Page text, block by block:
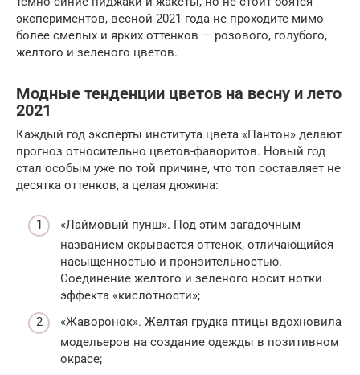
экспериментов, весной 2021 года не проходите мимо
более смелых и ярких оттенков — розового, голубого,
желтого и зеленого цветов.
Модные тенденции цветов на весну и лето
2021
Каждый год эксперты института цвета «Пантон» делают
прогноз относительно цветов-фаворитов. Новый год
стал особым уже по той причине, что топ составляет не
десятка оттенков, а целая дюжина:
«Лаймовый пунш». Под этим загадочным
названием скрывается оттенок, отличающийся
насыщенностью и пронзительностью.
Соединение желтого и зеленого носит нотки
эффекта «кислотности»;
«Жаворонок». Желтая грудка птицы вдохновила
модельеров на создание одежды в позитивном
окрасе;